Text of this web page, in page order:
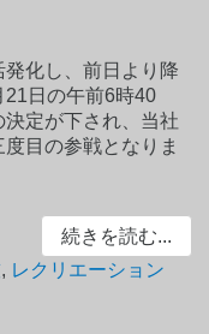
化し、前日より降
21日の午前6時40
定が下され、当社
目の参戦となりま
続きを読む...
, レクリエーション